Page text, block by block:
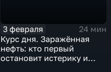
3 февраля
24 мин
Курс дня. Заражённая
нефть: кто первый
остановит истерику и